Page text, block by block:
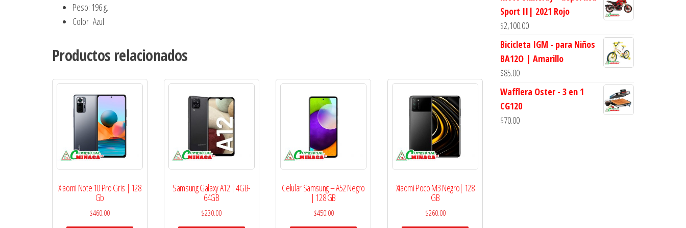
Peso: 196 g.
Color Azul
Productos relacionados
Xiaomi Note 10 Pro Gris | 128
Gb
$460.00
Samsung Galaxy A12 | 4GB-
64GB
$230.00
Celular Samsung – A52 Negro
| 128 GB
$450.00
Xiaomi Poco M3 Negro| 128
GB
$260.00
Sport II| 2021 Rojo
$2,100.00
Bicicleta IGM - para Niños
BA12O | Amarillo
$85.00
Wafflera Oster - 3 en 1
CG120
$70.00